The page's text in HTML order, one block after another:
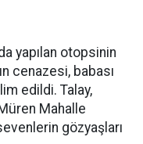
yapılan otopsinin
cenazesi, babası
edildi. Talay,
Mahalle
gözyaşları